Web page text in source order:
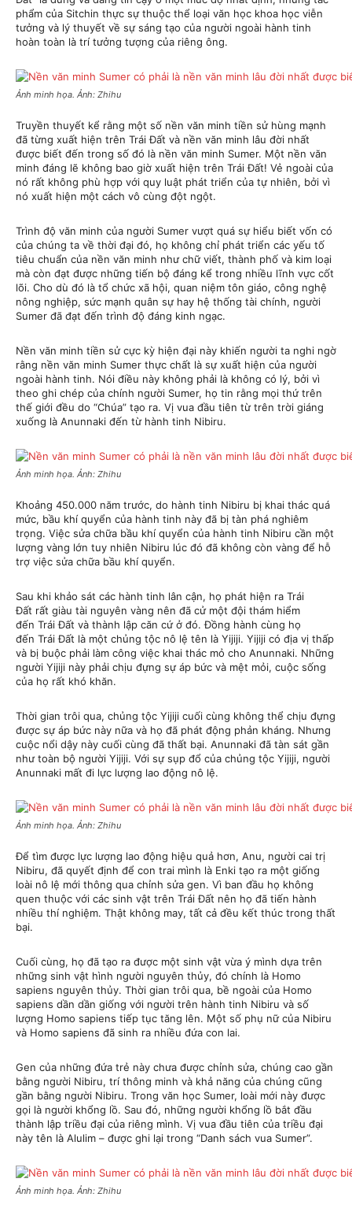
phẩm của Sitchin thực sự thuộc thể loại văn học khoa học viễn
tưởng và lý thuyết về sự sáng tạo của người ngoài hành tinh
hoàn toàn là trí tưởng tượng của riêng ông.
Ảnh minh họa. Ảnh: Zhihu
Truyền thuyết kể rằng một số nền văn minh tiền sử hùng mạnh
đã từng xuất hiện trên Trái Đất và nền văn minh lâu đời nhất
được biết đến trong số đó là nền văn minh Sumer. Một nền văn
minh đáng lẽ không bao giờ xuất hiện trên Trái Đất! Vẻ ngoài của
nó rất không phù hợp với quy luật phát triển của tự nhiên, bởi vì
nó xuất hiện một cách vô cùng đột ngột.
Trình độ văn minh của người Sumer vượt quá sự hiểu biết vốn có
của chúng ta về thời đại đó, họ không chỉ phát triển các yếu tố
tiêu chuẩn của nền văn minh như chữ viết, thành phố và kim loại
mà còn đạt được những tiến bộ đáng kể trong nhiều lĩnh vực cốt
lõi. Cho dù đó là tổ chức xã hội, quan niệm tôn giáo, công nghệ
nông nghiệp, sức mạnh quân sự hay hệ thống tài chính, người
Sumer đã đạt đến trình độ đáng kinh ngạc.
Nền văn minh tiền sử cực kỳ hiện đại này khiến người ta nghi ngờ
rằng nền văn minh Sumer thực chất là sự xuất hiện của người
ngoài hành tinh. Nói điều này không phải là không có lý, bởi vì
theo ghi chép của chính người Sumer, họ tin rằng mọi thứ trên
thế giới đều do “Chúa” tạo ra. Vị vua đầu tiên từ trên trời giáng
xuống là Anunnaki đến từ hành tinh Nibiru.
Ảnh minh họa. Ảnh: Zhihu
Khoảng 450.000 năm trước, do hành tinh Nibiru bị khai thác quá
mức, bầu khí quyển của hành tinh này đã bị tàn phá nghiêm
trọng. Việc sửa chữa bầu khí quyển của hành tinh Nibiru cần một
lượng vàng lớn tuy nhiên Nibiru lúc đó đã không còn vàng để hỗ
trợ việc sửa chữa bầu khí quyển.
Sau khi khảo sát các hành tinh lân cận, họ phát hiện ra Trái
Đất rất giàu tài nguyên vàng nên đã cử một đội thám hiểm
đến Trái Đất và thành lập căn cứ ở đó. Đồng hành cùng họ
đến Trái Đất là một chủng tộc nô lệ tên là Yijiji. Yijiji có địa vị thấp
và bị buộc phải làm công việc khai thác mỏ cho Anunnaki. Những
người Yijiji này phải chịu đựng sự áp bức và mệt mỏi, cuộc sống
của họ rất khó khăn.
Thời gian trôi qua, chủng tộc Yijiji cuối cùng không thể chịu đựng
được sự áp bức này nữa và họ đã phát động phản kháng. Nhưng
cuộc nổi dậy này cuối cùng đã thất bại. Anunnaki đã tàn sát gần
như toàn bộ người Yijiji. Với sự sụp đổ của chủng tộc Yijiji, người
Anunnaki mất đi lực lượng lao động nô lệ.
Ảnh minh họa. Ảnh: Zhihu
Để tìm được lực lượng lao động hiệu quả hơn, Anu, người cai trị
Nibiru, đã quyết định để con trai mình là Enki tạo ra một giống
loài nô lệ mới thông qua chỉnh sửa gen. Vì ban đầu họ không
quen thuộc với các sinh vật trên Trái Đất nên họ đã tiến hành
nhiều thí nghiệm. Thật không may, tất cả đều kết thúc trong thất
bại.
Cuối cùng, họ đã tạo ra được một sinh vật vừa ý mình dựa trên
những sinh vật hình người nguyên thủy, đó chính là Homo
sapiens nguyên thủy. Thời gian trôi qua, bề ngoài của Homo
sapiens dần dần giống với người trên hành tinh Nibiru và số
lượng Homo sapiens tiếp tục tăng lên. Một số phụ nữ của Nibiru
và Homo sapiens đã sinh ra nhiều đứa con lai.
Gen của những đứa trẻ này chưa được chỉnh sửa, chúng cao gần
bằng người Nibiru, trí thông minh và khả năng của chúng cũng
gần bằng người Nibiru. Trong văn học Sumer, loài mới này được
gọi là người khổng lồ. Sau đó, những người khổng lồ bắt đầu
thành lập triều đại của riêng mình. Vị vua đầu tiên của triều đại
này tên là Alulim – được ghi lại trong “Danh sách vua Sumer”.
Ảnh minh họa. Ảnh: Zhihu